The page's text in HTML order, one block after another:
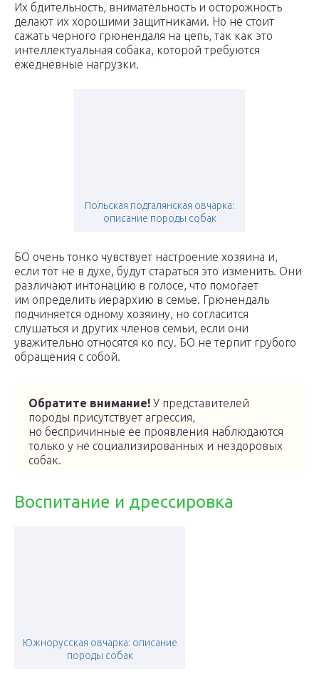
Их бдительность, внимательность и осторожность
делают их хорошими защитниками. Но не стоит
сажать черного грюнендаля на цепь, так как это
интеллектуальная собака, которой требуются
ежедневные нагрузки.
Польская подгалянская овчарка:
описание породы собак
БО очень тонко чувствует настроение хозяина и,
если тот не в духе, будут стараться это изменить. Они
различают интонацию в голосе, что помогает
им определить иерархию в семье. Грюнендаль
подчиняется одному хозяину, но согласится
слушаться и других членов семьи, если они
уважительно относятся ко псу. БО не терпит грубого
обращения с собой.
Обратите внимание! У представителей
породы присутствует агрессия,
но беспричинные ее проявления наблюдаются
только у не социализированных и нездоровых
собак.
Воспитание и дрессировка
Южнорусская овчарка: описание
породы собак